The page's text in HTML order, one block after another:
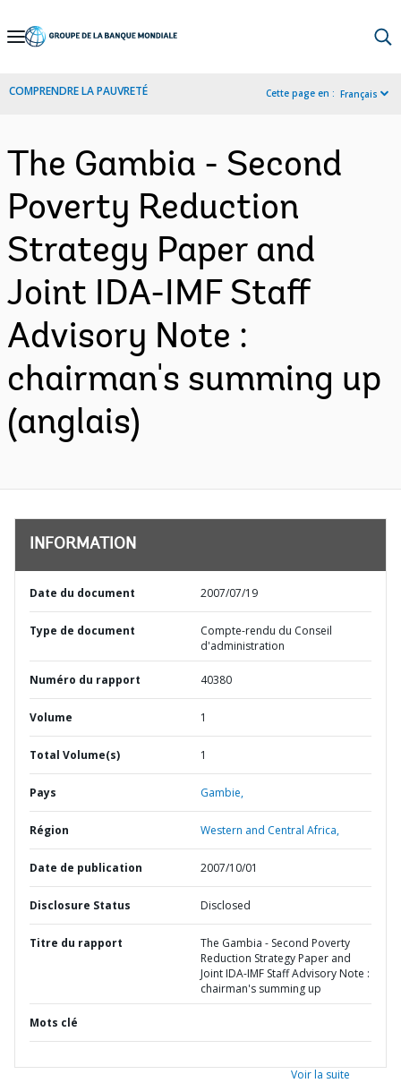
Skip
Navigation
COMPRENDRE LA PAUVRETÉ Cette page en : Français
The Gambia - Second
Poverty Reduction
Strategy Paper and
Joint IDA-IMF Staff
Advisory Note :
chairman's summing up
(anglais)
INFORMATION
Date du document 2007/07/19
Type de document
Compte-rendu du Conseil
d'administration
Numéro du rapport 40380
Volume 1
Total Volume(s) 1
Pays Gambie,
Région Western and Central Africa,
Date de publication 2007/10/01
Disclosure Status Disclosed
Titre du rapport
The Gambia - Second Poverty
Reduction Strategy Paper and
Joint IDA-IMF Staff Advisory Note :
chairman's summing up
Mots clé
Voir la suite